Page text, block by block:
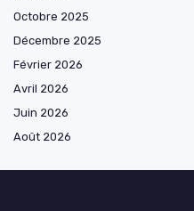
Octobre 2025
Décembre 2025
Février 2026
Avril 2026
Juin 2026
Août 2026